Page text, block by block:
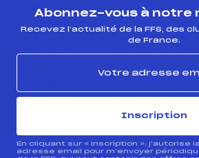
Abonnez-vous à notre
Recevez l’actualité de la FFS, des
de France.
Inscription
En cliquant sur « inscription », j’autorise
adresse email pour m’envoyer